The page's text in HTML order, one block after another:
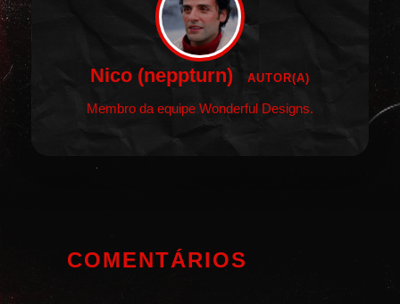
Nico (neppturn) AUTOR(A)
Membro da equipe Wonderful Designs.
COMENTÁRIOS